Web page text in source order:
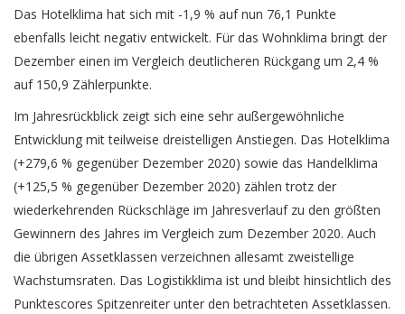
Das Hotelklima hat sich mit -1,9 % auf nun 76,1 Punkte
ebenfalls leicht negativ entwickelt. Für das Wohnklima bringt der
Dezember einen im Vergleich deutlicheren Rückgang um 2,4 %
auf 150,9 Zählerpunkte.
Im Jahresrückblick zeigt sich eine sehr außergewöhnliche
Entwicklung mit teilweise dreistelligen Anstiegen. Das Hotelklima
(+279,6 % gegenüber Dezember 2020) sowie das Handelklima
(+125,5 % gegenüber Dezember 2020) zählen trotz der
wiederkehrenden Rückschläge im Jahresverlauf zu den größten
Gewinnern des Jahres im Vergleich zum Dezember 2020. Auch
die übrigen Assetklassen verzeichnen allesamt zweistellige
Wachstumsraten. Das Logistikklima ist und bleibt hinsichtlich des
Punktescores Spitzenreiter unter den betrachteten Assetklassen.